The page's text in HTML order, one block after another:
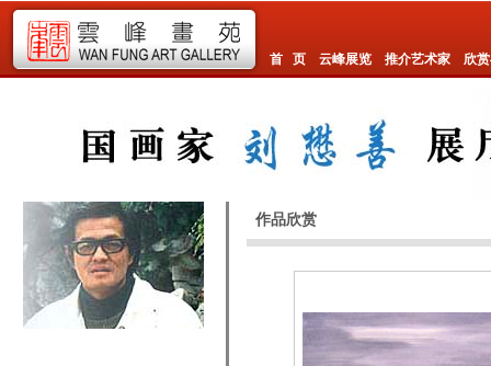
首 页 云峰展览 推介艺术家 欣
作品欣赏